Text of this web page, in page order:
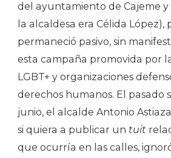
del ayuntamiento de Cajeme y
la alcaldesa era Célida López),
permaneció pasivo, sin
esta campaña promovida por
LGBT+ y organizaciones
derechos humanos. El pasado
junio, el alcalde Antonio
si quiera a publicar un tuit
que ocurría en las calles,